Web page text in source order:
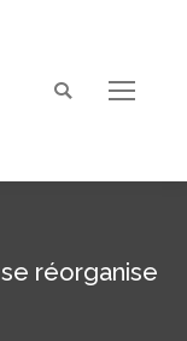
Search:
réorganise